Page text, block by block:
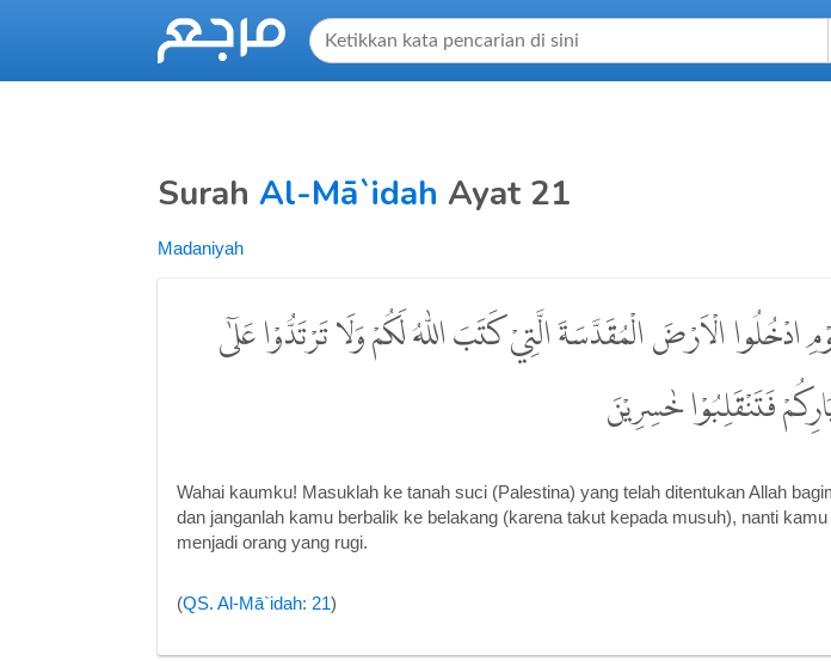
Surah Al-Mā`idah Ayat 21
Madaniyah
ادْخُلُوا الْاَرْضَ الْمُقَدَّسَةَ الَّتِيْ كَتَبَ اللّٰهُ لَكُمْ وَلَا تَرْتَدُّوْا عَلٰٓى
فَتَنْقَلِبُوْا خٰسِرِيْنَ
Wahai kaumku! Masuklah ke tanah suci (Palestina) yang telah ditentukan Allah
dan janganlah kamu berbalik ke belakang (karena takut kepada musuh), nanti kamu
menjadi orang yang rugi.
(QS. Al-Mā`idah: 21)